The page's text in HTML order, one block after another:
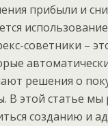
прибыли и
советники –
решения о
В этой статье мы
созданию и